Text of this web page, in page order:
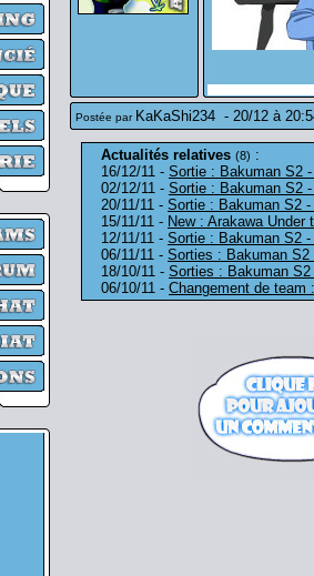
Postée par KaKaShi234 - 20/12 à
Actualités relatives (8) :
16/12/11 - Sortie : Bakuman S2
02/12/11 - Sortie : Bakuman S2
20/11/11 - Sortie : Bakuman S2 -
15/11/11 - New : Arakawa Under
12/11/11 - Sortie : Bakuman S2 -
06/11/11 - Sorties : Bakuman S2
18/10/11 - Sorties : Bakuman
06/10/11 - Changement de team